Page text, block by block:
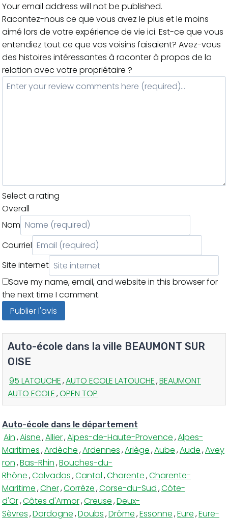
Your email address will not be published.
Racontez-nous ce que vous avez le plus et le moins
aimé lors de votre expérience de vie ici. Est-ce que vous
entendiez tout ce que vos voisins faisaient? Avez-vous
des histoires intéressantes à raconter à propos de la
relation avec votre propriétaire ?
Select a rating
Overall
Nom
Courriel
Site internet
Save my name, email, and website in this browser for
the next time I comment.
Auto-école dans la ville BEAUMONT SUR
OISE
95 LATOUCHE,AUTO ECOLE LATOUCHE,BEAUMONT
AUTO ECOLE,OPEN TOP
Auto-école dans le département
Ain,Aisne,Allier,Alpes-de-Haute-Provence,Alpes-
Maritimes,Ardèche,Ardennes,Ariège,Aube,Aude,Avey
ron,Bas-Rhin,Bouches-du-
Rhône,Calvados,Cantal,Charente,Charente-
Maritime,Cher,Corrèze,Corse-du-Sud,Côte-
d'Or,Côtes d'Armor,Creuse,Deux-
Sèvres,Dordogne,Doubs,Drôme,Essonne,Eure,Eure-